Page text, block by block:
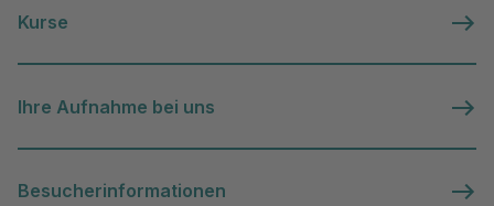
Kurse
Ihre Aufnahme bei uns
Besucherinformationen